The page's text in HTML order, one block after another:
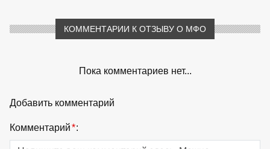
КОММЕНТАРИИ К ОТЗЫВУ О МФО
Пока комментариев нет...
Добавить комментарий
Комментарий*: